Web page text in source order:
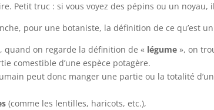
Petit truc : si vous voyez des pépins ou un noyau,
pour une botaniste, la définition de ce qu’est
quand on regarde la définition de « légume », on
comestible d’une espèce potagère.
peut donc manger une partie ou la totalité
(comme les lentilles, haricots, etc.),